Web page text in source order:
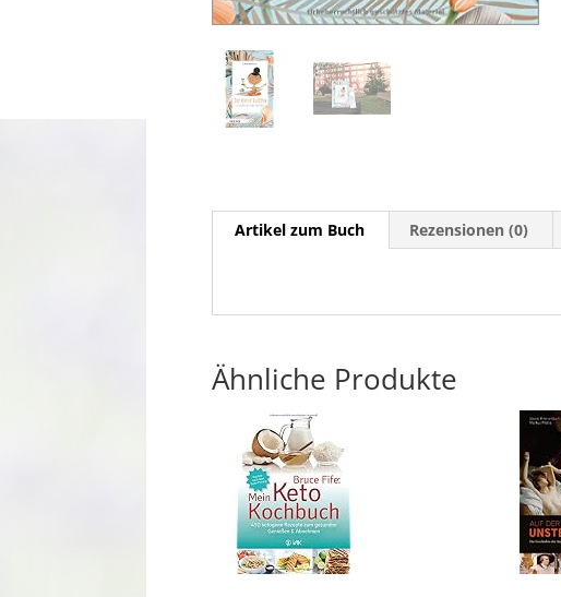
Artikel zum Buch Rezensionen (0)
Ähnliche Produkte